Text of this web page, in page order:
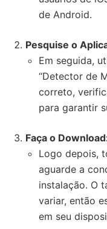
de Android.
Pesquise o
Em seguida,
“Detector de
correto,
para garantir
Faça o
Logo depois,
aguarde a
instalação. O
variar, então
em seu